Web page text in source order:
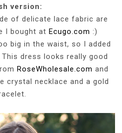
version:
​​of delicate lace fabric are
I bought atEcugo.com :)
big in the waist, so I added
dress looks really good
RoseWholesale.com and
crystal necklace and a gold